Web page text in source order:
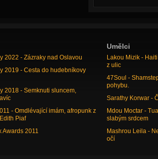
2022 - Zázraky nad Oslavou
2019 - Cesta do hudebníkovy
2018 - Semknuti sluncem,
- Omdlévající imám, afropunk z
Piaf
Awards 2011
Umělci
Lakou Mizik -
z ulic
47Soul -
pohybu.
Sarathy Korwar -
Mdou Moctar -
slabým srdcem
Mashrou Leila -
očí